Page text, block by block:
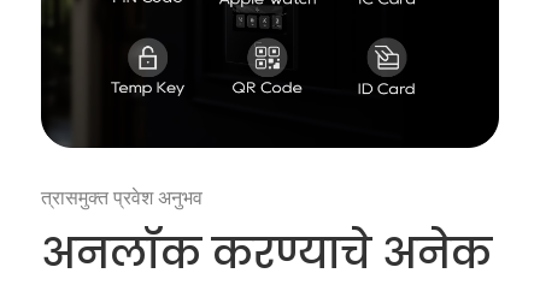
त्रासमुक्त प्रवेश अनुभव
अनलॉक करण्याचे अनेक